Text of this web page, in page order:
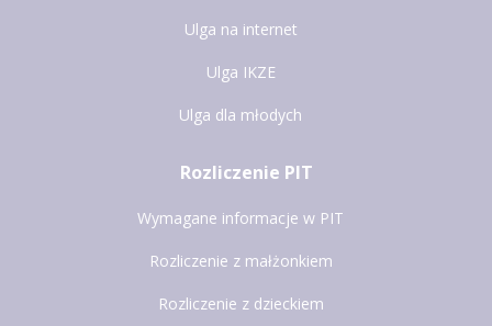
Ulga na internet
Ulga IKZE
Ulga dla młodych
Rozliczenie PIT
Wymagane informacje w PIT
Rozliczenie z małżonkiem
Rozliczenie z dzieckiem